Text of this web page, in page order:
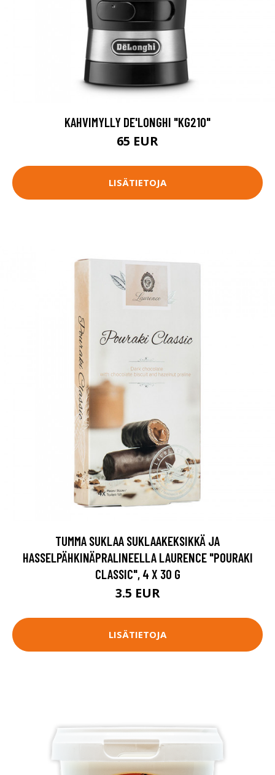
KAHVIMYLLY DE'LONGHI "KG210"
65 EUR
LISÄTIETOJA
TUMMA SUKLAA SUKLAAKEKSIKKÄ JA
HASSELPÄHKINÄPRALINEELLA LAURENCE "POURAKI
CLASSIC", 4 X 30 G
3.5 EUR
LISÄTIETOJA